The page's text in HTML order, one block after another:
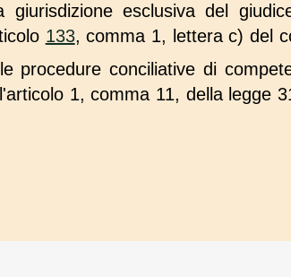
giurisdizione esclusiva del
133, comma 1, lettera c) del
procedure conciliative di
1, comma 11, della legge